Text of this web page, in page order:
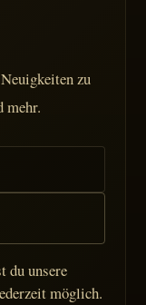
zu
mehr.
du unsere
möglich.